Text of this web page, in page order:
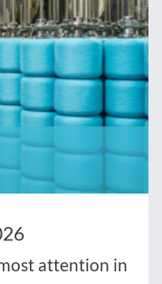
attention in